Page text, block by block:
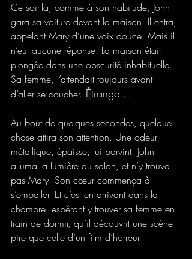
Ce soir-là, comme à son habitude, John
gara sa voiture devant la maison. Il entra,
appelant Mary d’une voix douce. Mais il
n’eut aucune réponse. La maison était
plongée dans une obscurité inhabituelle.
Sa femme, l’attendait toujours avant
d’aller se coucher. Étrange...
Au bout de quelques secondes, quelque
chose attira son attention. Une odeur
métallique, épaisse, lui parvint. John
alluma la lumière du salon, et n’y trouva
pas Mary. Son cœur commença à
s’emballer. Et c’est en arrivant dans la
chambre, espérant y trouver sa femme en
train de dormir, qu’il découvrit une scène
pire que celle d’un film d’horreur.